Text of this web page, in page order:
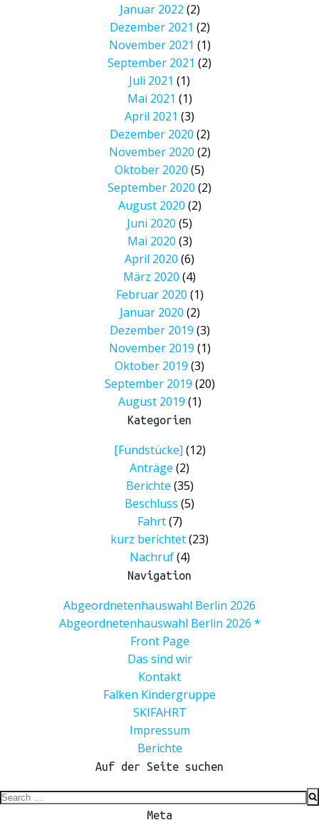
Januar 2022 (2)
Dezember 2021 (2)
November 2021 (1)
September 2021 (2)
Juli 2021 (1)
Mai 2021 (1)
April 2021 (3)
Dezember 2020 (2)
November 2020 (2)
Oktober 2020 (5)
September 2020 (2)
August 2020 (2)
Juni 2020 (5)
Mai 2020 (3)
April 2020 (6)
März 2020 (4)
Februar 2020 (1)
Januar 2020 (2)
Dezember 2019 (3)
November 2019 (1)
Oktober 2019 (3)
September 2019 (20)
August 2019 (1)
Kategorien
[Fundstücke] (12)
Anträge (2)
Berichte (35)
Beschluss (5)
Fahrt(7)
kurz berichtet(23)
Nachruf(4)
Navigation
Abgeordnetenhauswahl Berlin 2026
Abgeordnetenhauswahl Berlin 2026 *
Front Page
Das sind wir
Kontakt
Falken Kindergruppe
SKIFAHRT
Impressum
Berichte
Auf der Seite suchen
Search
Meta